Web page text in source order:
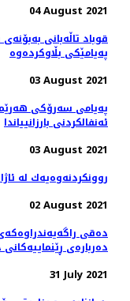
04 August 2021
قوباد تاڵەبانی
پەیامێکی بڵاوکردەوە
03 August 2021
پەیامی سەرۆکی
ئه‌نفالكردنى بارزانيياندا
03 August 2021
روونكردنه‌وه‌یه‌ك له‌
02 August 2021
دەقی
دەربارەی
31 July 2021